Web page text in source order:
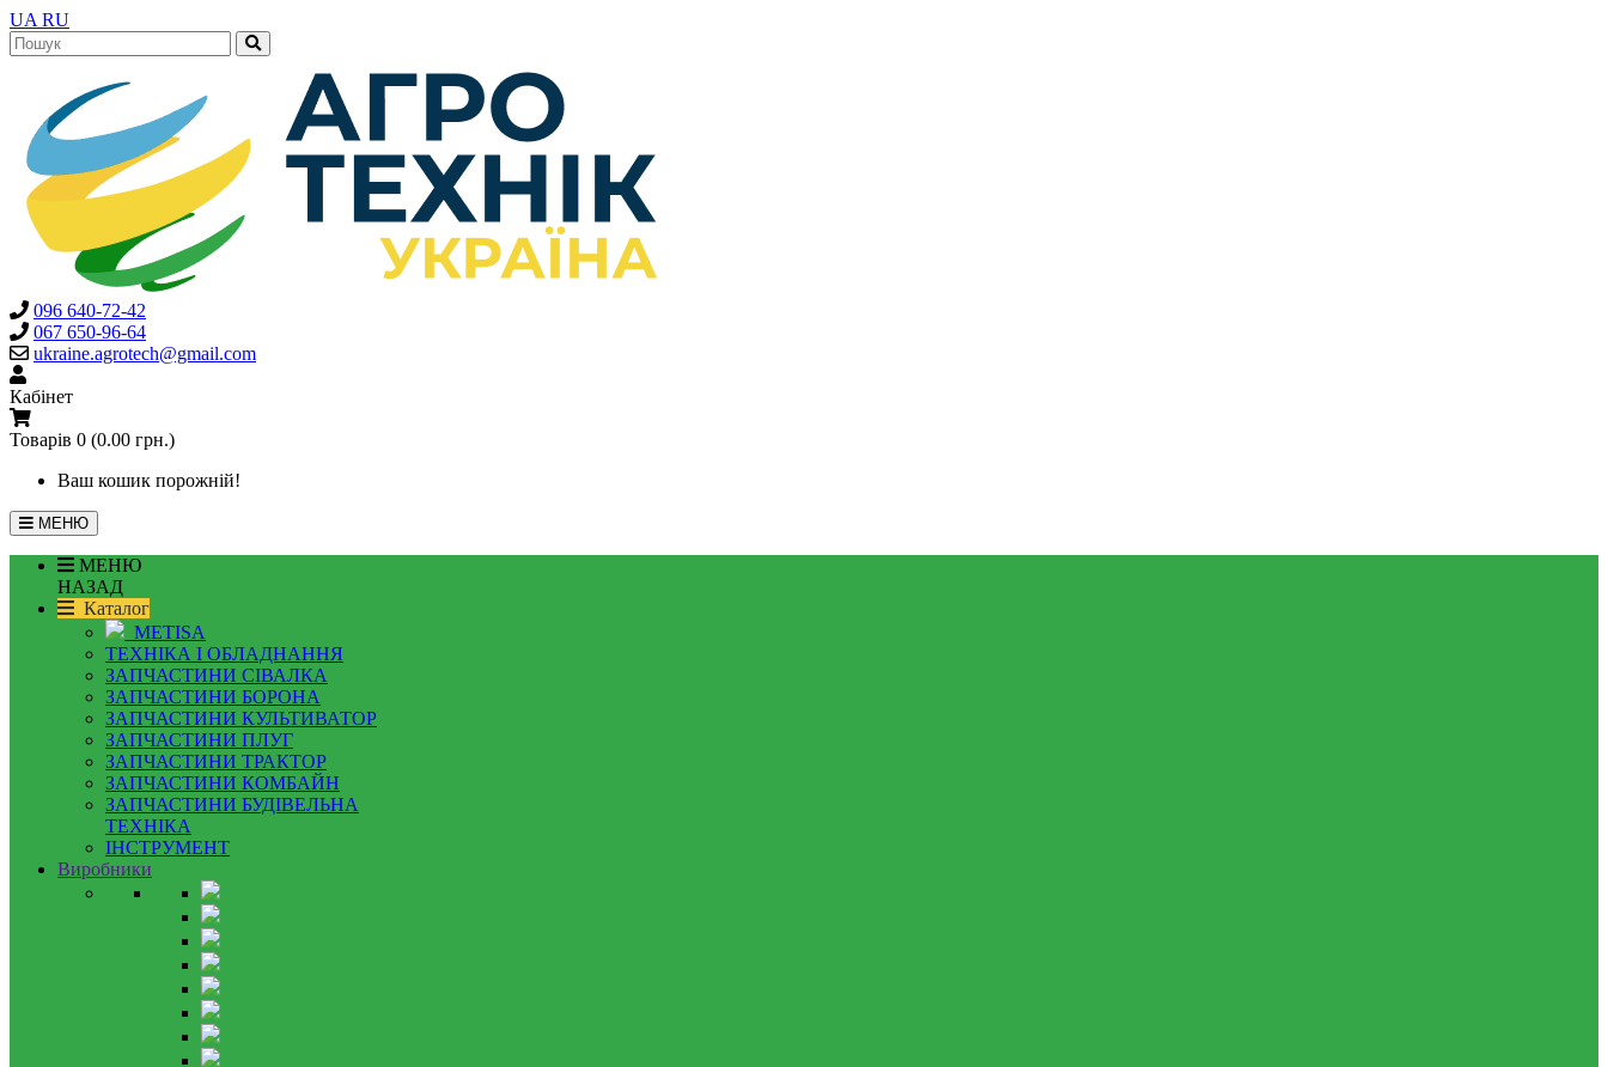
UA RU
096 640-72-42
067 650-96-64
ukraine.agrotech@gmail.com
Кабінет
Товарів 0 (0.00 грн.)
Ваш кошик порожній!
МЕНЮ
МЕНЮ
НАЗАД
Каталог
METISA
ТЕХНІКА І ОБЛАДНАННЯ
ЗАПЧАСТИНИ СІВАЛКА
ЗАПЧАСТИНИ БОРОНА
ЗАПЧАСТИНИ КУЛЬТИВАТОР
ЗАПЧАСТИНИ ПЛУГ
ЗАПЧАСТИНИ ТРАКТОР
ЗАПЧАСТИНИ КОМБАЙН
ЗАПЧАСТИНИ БУДІВЕЛЬНА
ТЕХНІКА
ІНСТРУМЕНТ
Виробники